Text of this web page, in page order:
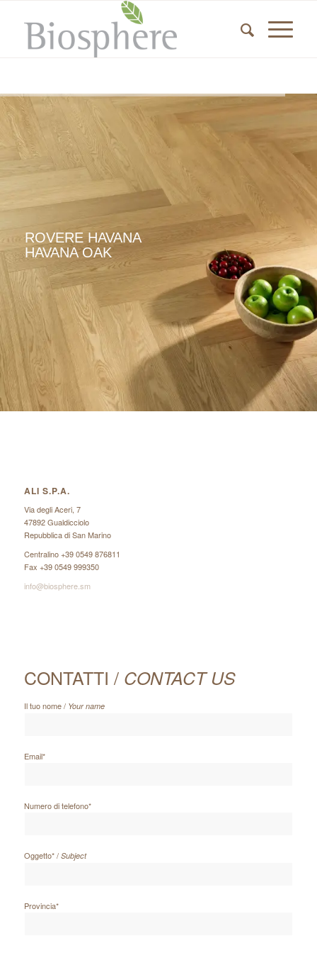
ROVERE HAVANA
HAVANA OAK
ALI S.P.A.
Via degli Aceri, 7
47892 Gualdicciolo
Repubblica di San Marino
Centralino +39 0549 876811
Fax +39 0549 999350
info@biosphere.sm
CONTATTI / CONTACT US
Il tuo nome / Your name
Email*
Numero di telefono*
Oggetto* / Subject
Provincia*